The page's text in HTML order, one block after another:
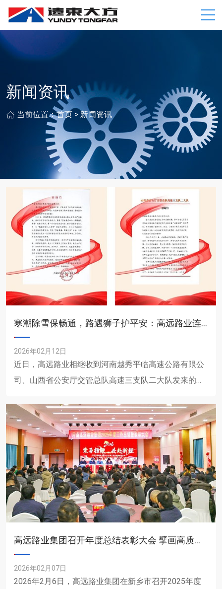
新闻资讯
当前位置：首页 > 新闻资讯
寒潮除雪保畅通，路遇狮子护平安：高远路业连获两封感谢信
2026年02月12日
近日，高远路业相继收到河南越秀平临高速公路有限公
司、山西省公安厅交管总队高速三支队二大队发来的表
与**表现给予高......
高远路业集团召开年度总结表彰大会 擘画高质量发展新蓝图
2026年02月07日
2026年2月6日，高远路业集团在新乡市召开2025年度